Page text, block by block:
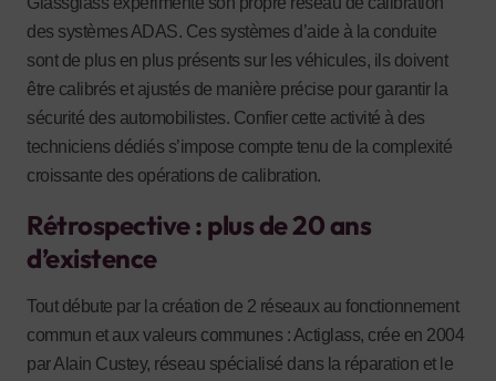
des systèmes ADAS. Ces systèmes d’aide à la conduite
sont de plus en plus présents sur les véhicules, ils doivent
être calibrés et ajustés de manière précise pour garantir la
sécurité des automobilistes. Confier cette activité à des
techniciens dédiés s’impose compte tenu de la complexité
croissante des opérations de calibration.
Rétrospective : plus de 20 ans
d’existence
Tout débute par la création de 2 réseaux au fonctionnement
commun et aux valeurs communes : Actiglass, crée en 2004
par Alain Custey, réseau spécialisé dans la réparation et le